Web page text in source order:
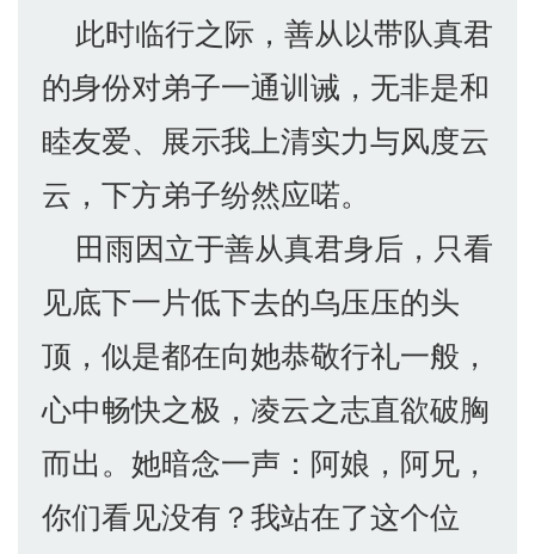
此时临行之际，善从以带队真君
的身份对弟子一通训诫，无非是和
睦友爱、展示我上清实力与风度云
云，下方弟子纷然应喏。
田雨因立于善从真君身后，只看
见底下一片低下去的乌压压的头
顶，似是都在向她恭敬行礼一般，
心中畅快之极，凌云之志直欲破胸
而出。她暗念一声：阿娘，阿兄，
你们看见没有？我站在了这个位